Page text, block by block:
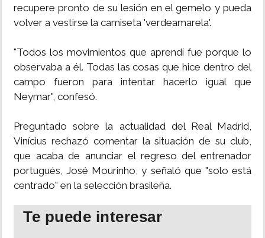
recupere pronto de su lesión en el gemelo y pueda
volver a vestirse la camiseta 'verdeamarela'.
"Todos los movimientos que aprendí fue porque lo
observaba a él. Todas las cosas que hice dentro del
campo fueron para intentar hacerlo igual que
Neymar", confesó.
Preguntado sobre la actualidad del Real Madrid,
Vinícius rechazó comentar la situación de su club,
que acaba de anunciar el regreso del entrenador
portugués, José Mourinho, y señaló que "solo está
centrado" en la selección brasileña.
Te puede interesar